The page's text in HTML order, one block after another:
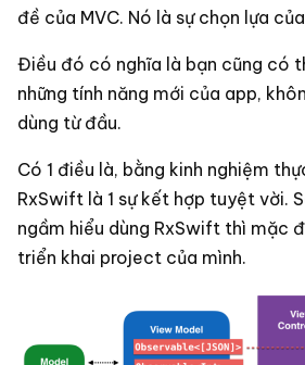
đề của MVC. Nó là sự chọn lựa
Điều đó có nghĩa là bạn cũng có
những tính năng mới của app,
dùng từ đầu.
Có 1 điều là, bằng kinh nghiệm
RxSwift là 1 sự kết hợp tuyệt vời.
ngầm hiểu dùng RxSwift thì mặc
triển khai project của mình.